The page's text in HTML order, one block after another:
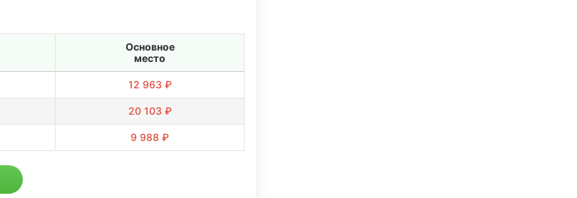
Основное
место
12 963 ₽
20 103 ₽
9 988 ₽